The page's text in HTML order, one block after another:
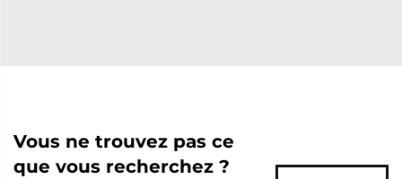
Vous ne trouvez pas ce
que vous recherchez ?